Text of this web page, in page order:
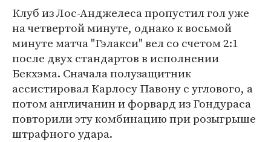
Клуб из Лос-Анджелеса пропустил гол уже
на четвертой минуте, однако к восьмой
минуте матча "Гэлакси" вел со счетом 2:1
после двух стандартов в исполнении
Бекхэма. Сначала полузащитник
ассистировал Карлосу Павону с углового, а
потом англичанин и форвард из Гондураса
повторили эту комбинацию при розыгрыше
штрафного удара.